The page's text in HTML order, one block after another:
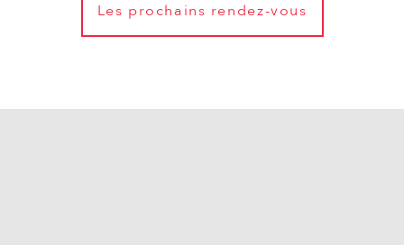
Les prochains rendez-vous